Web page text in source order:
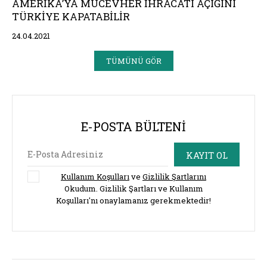
AMERIKA’YA MÜCEVHER IHRACATI AÇIĞINI
TÜRKIYE KAPATABILIR
24.04.2021
TÜMÜNÜ GÖR
E-POSTA BÜLTENI
KAYIT OL
Kullanım Koşullarıve Gizlilik Şartlarını
Okudum. Gizlilik Şartları ve Kullanım
Koşulları'nı onaylamanız gerekmektedir!